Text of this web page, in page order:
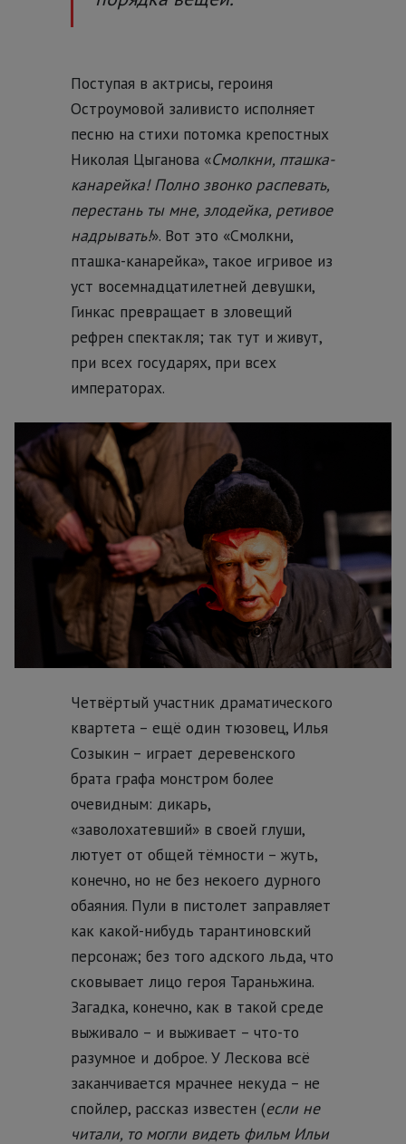
Поступая в актрисы, героиня
Остроумовой заливисто исполняет
песню на стихи потомка крепостных
Николая Цыганова «Смолкни, пташка-
канарейка! Полно звонко распевать,
перестань ты мне, злодейка, ретивое
надрывать!». Вот это «Смолкни,
пташка-канарейка», такое игривое из
уст восемнадцатилетней девушки,
Гинкас превращает в зловещий
рефрен спектакля; так тут и живут,
при всех государях, при всех
императорах.
Четвёртый участник драматического
квартета – ещё один тюзовец, Илья
Созыкин – играет деревенского
брата графа монстром более
очевидным: дикарь,
«заволохатевший» в своей глуши,
лютует от общей тёмности – жуть,
конечно, но не без некоего дурного
обаяния. Пули в пистолет заправляет
как какой-нибудь тарантиновский
персонаж; без того адского льда, что
сковывает лицо героя Тараньжина.
Загадка, конечно, как в такой среде
выживало – и выживает – что-то
разумное и доброе. У Лескова всё
заканчивается мрачнее некуда – не
спойлер, рассказ известен (если не
читали, то могли видеть фильм Ильи